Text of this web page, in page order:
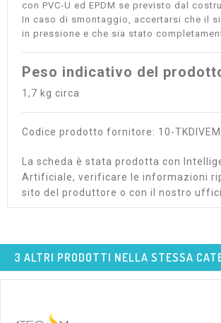
con PVC-U ed EPDM se previsto dal
In caso di smontaggio, accertarsi che il
in pressione e che sia stato
Peso indicativo del
1,7 kg circa
Codice prodotto fornitore: 10-
La scheda è stata prodotta con
Artificiale, verificare le informazioni
sito del produttore o con il nostro
3 ALTRI PRODOTTI NELLA STESSA